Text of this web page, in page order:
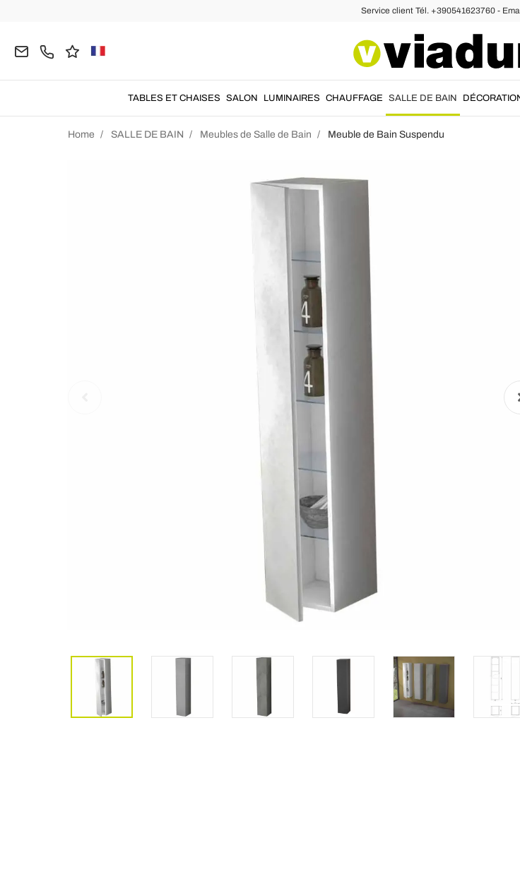
Service client Tél. +390541623760 -
TABLES ET CHAISES SALON LUMINAIRES CHAUFFAGE SALLE DE BAIN
Home SALLE DE BAIN Meubles de Salle de Bain Meuble de Bain Suspendu